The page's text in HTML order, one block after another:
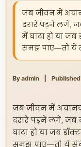
जब जीवन में
दरारें पड़ने लगें,
में घाटा हो या जब
समझ पाए—तो ये
By admin
जब जीवन में
दरारें पड़ने लगें, जब
घाटा हो या जब
समझ पाए—तो ये